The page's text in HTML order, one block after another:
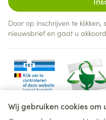
Wij gebruiken cookies
Door op inschrijven te
nieuwsbrief en gaat u